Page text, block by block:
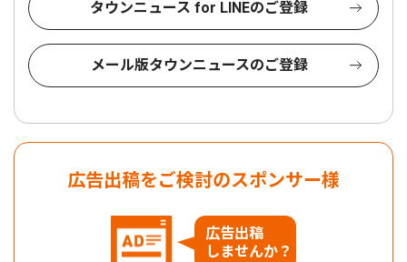
タウンニュース for LINEのご登録
メール版タウンニュースのご登録
広告出稿をご検討のスポンサー様
広告出稿
しませんか？